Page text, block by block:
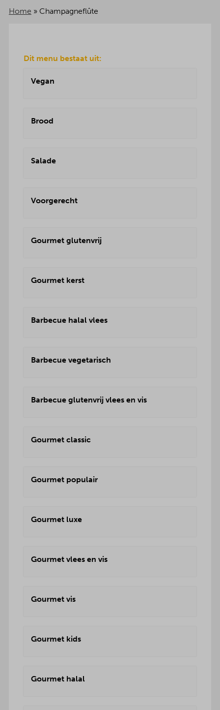
Home » Champagneflûte
Dit menu bestaat uit:
Vegan
Brood
Salade
Voorgerecht
Gourmet glutenvrij
Gourmet kerst
Barbecue halal vlees
Barbecue vegetarisch
Barbecue glutenvrij vlees en vis
Gourmet classic
Gourmet populair
Gourmet luxe
Gourmet vlees en vis
Gourmet vis
Gourmet kids
Gourmet halal